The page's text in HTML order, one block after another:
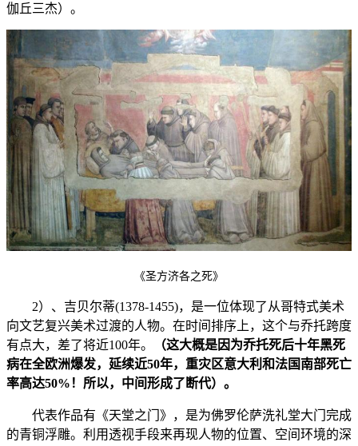
伽丘三杰）。
《圣方济各之死》
2）、吉贝尔蒂(1378-1455)，是一位体现了从哥特式美术
向文艺复兴美术过渡的人物。在时间排序上，这个与乔托跨度
有点大，差了将近100年。
（这大概是因为乔托死后十年黑死
病在全欧洲爆发，延续近50年，重灾区意大利和法国南部死亡
率高达50%！所以，中间形成了断代）。
代表作品有《天堂之门》，是为佛罗伦萨洗礼堂大门完成
的青铜浮雕。利用透视手段来再现人物的位置、空间环境的深